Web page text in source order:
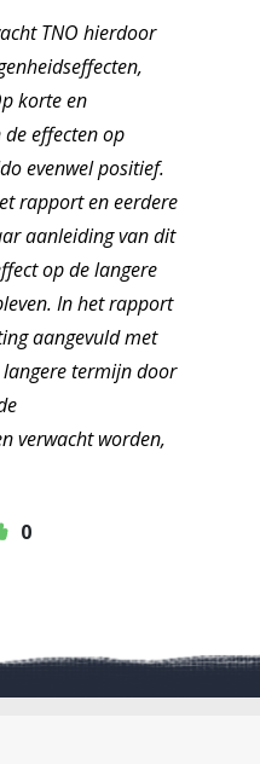
TNO hierdoor
korte en
effecten op
evenwel positief.
rapport en eerdere
aanleiding van dit
op de langere
In het rapport
aangevuld met
termijn door
verwacht worden,
0